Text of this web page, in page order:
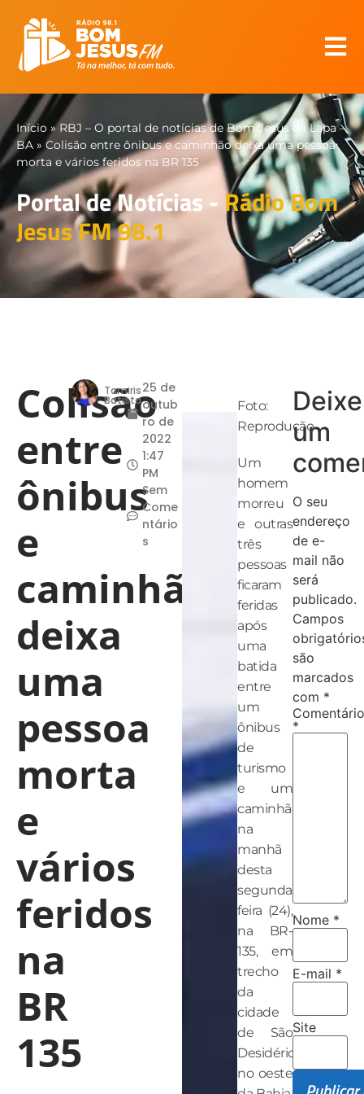
Início »RBJ – O portal de notícias de Bom Jesus da Lapa –
BA » Colisão entre ônibus e caminhão deixa uma pessoa
morta e vários feridos na BR 135
Portal de Notícias -Rádio Bom
Jesus FM 98.1
Colisão
entre
ônibus
e
caminhão
deixa
uma
pessoa
morta
e
vários
feridos
na
BR
135
Tamiris
Batista
25 de
outub
ro de
2022
1:47
PM
Sem
Come
ntário
s
Foto:
Reprodução
Um
homem
morreu
e outras
três
pessoas
ficaram
feridas
após
uma
batida
entre
um
ônibus
de
turismo
e um
caminhão
na
manhã
desta
segunda-
feira (24),
na BR-
135, em
trecho
da
cidade
de São
Desidério,
no oeste
Deixe
um
O seu
endereço
de e-
mail não
será
publicado.
Campos
são
marcados
com *
Comentário
*
Nome *
E-mail *
Site